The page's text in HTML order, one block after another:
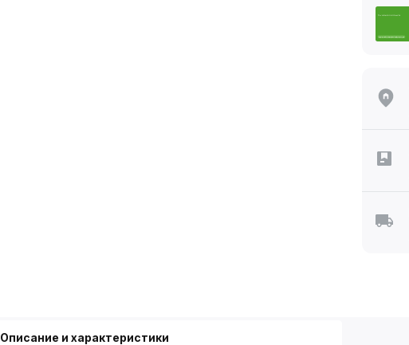
Описание и характеристики